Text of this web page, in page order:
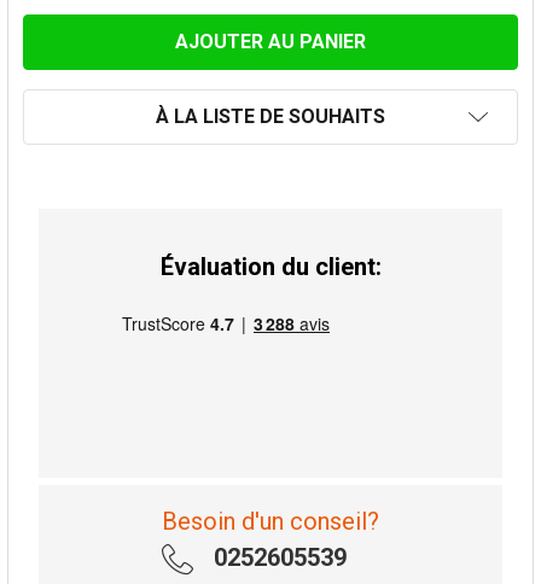
À LA LISTE DE SOUHAITS
Évaluation du client:
Besoin d'un conseil?
0252605539